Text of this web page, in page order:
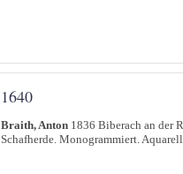
1640
Braith, Anton 1836 Biberach an der
Schafherde. Monogrammiert.